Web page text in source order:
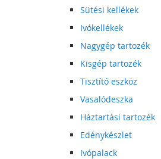
Sütési kellékek
Ivókellékek
Nagygép tartozék
Kisgép tartozék
Tisztító eszköz
Vasalódeszka
Háztartási tartozék
Edénykészlet
Ivópalack